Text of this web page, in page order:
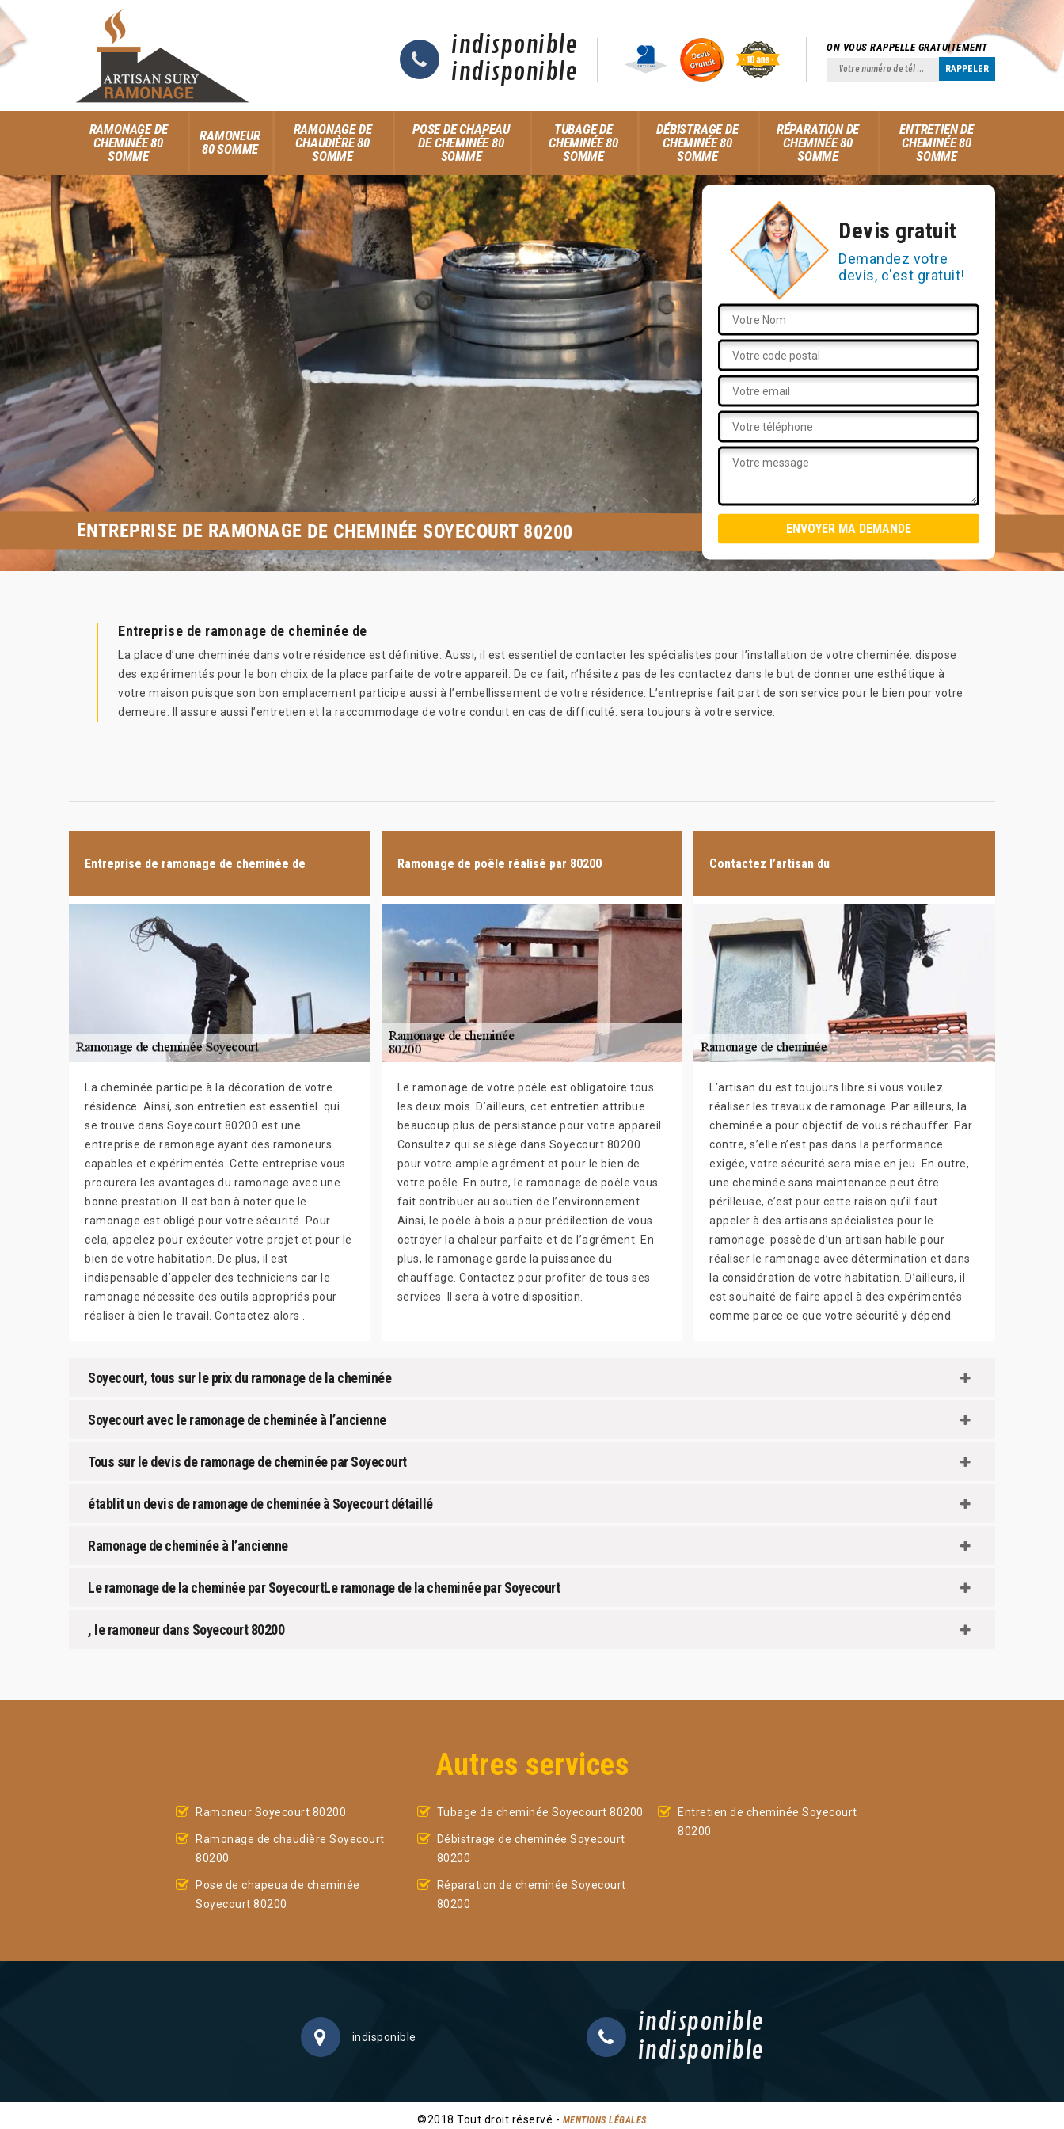
indisponible
indisponible
ON VOUS RAPPELLE GRATUITEMENT
RAMONAGE DE
CHEMINÉE 80
SOMME
RAMONEUR
80 SOMME
RAMONAGE DE
CHAUDIÈRE 80
SOMME
POSE DE CHAPEAU
DE CHEMINÉE 80
SOMME
TUBAGE DE
CHEMINÉE 80
SOMME
DÉBISTRAGE DE
CHEMINÉE 80
SOMME
RÉPARATION DE
CHEMINÉE 80
SOMME
ENTRETIEN DE
CHEMINÉE 80
SOMME
Devis gratuit
Demandez votre
devis, c'est gratuit!
ENTREPRISE DE RAMONAGE DE CHEMINÉE SOYECOURT 80200
Entreprise de ramonage de cheminée de
La place d’une cheminée dans votre résidence est définitive. Aussi, il est essentiel de contacter les spécialistes pour l’installation de votre cheminée. dispose
des expérimentés pour le bon choix de la place parfaite de votre appareil. De ce fait, n’hésitez pas de les contactez dans le but de donner une esthétique à
votre maison puisque son bon emplacement participe aussi à l’embellissement de votre résidence. L’entreprise fait part de son service pour le bien pour votre
demeure. Il assure aussi l’entretien et la raccommodage de votre conduit en cas de difficulté. sera toujours à votre service.
Entreprise de ramonage de cheminée de
La cheminée participe à la décoration de votre
résidence. Ainsi, son entretien est essentiel. qui
se trouve dans Soyecourt 80200 est une
entreprise de ramonage ayant des ramoneurs
capables et expérimentés. Cette entreprise vous
procurera les avantages du ramonage avec une
bonne prestation. Il est bon à noter que le
ramonage est obligé pour votre sécurité. Pour
cela, appelez pour exécuter votre projet et pour le
bien de votre habitation. De plus, il est
indispensable d’appeler des techniciens car le
ramonage nécessite des outils appropriés pour
réaliser à bien le travail. Contactez alors .
Ramonage de poêle réalisé par 80200
Le ramonage de votre poêle est obligatoire tous
les deux mois. D’ailleurs, cet entretien attribue
beaucoup plus de persistance pour votre appareil.
Consultez qui se siège dans Soyecourt 80200
pour votre ample agrément et pour le bien de
votre poêle. En outre, le ramonage de poêle vous
fait contribuer au soutien de l’environnement.
Ainsi, le poêle à bois a pour prédilection de vous
octroyer la chaleur parfaite et de l’agrément. En
plus, le ramonage garde la puissance du
chauffage. Contactez pour profiter de tous ses
services. Il sera à votre disposition.
Contactez l’artisan du
L’artisan du est toujours libre si vous voulez
réaliser les travaux de ramonage. Par ailleurs, la
cheminée a pour objectif de vous réchauffer. Par
contre, s’elle n’est pas dans la performance
exigée, votre sécurité sera mise en jeu. En outre,
une cheminée sans maintenance peut être
périlleuse, c’est pour cette raison qu’il faut
appeler à des artisans spécialistes pour le
ramonage. possède d’un artisan habile pour
réaliser le ramonage avec détermination et dans
la considération de votre habitation. D’ailleurs, il
est souhaité de faire appel à des expérimentés
comme parce ce que votre sécurité y dépend.
Soyecourt, tous sur le prix du ramonage de la cheminée
Soyecourt avec le ramonage de cheminée à l’ancienne
Tous sur le devis de ramonage de cheminée par Soyecourt
établit un devis de ramonage de cheminée à Soyecourt détaillé
Ramonage de cheminée à l’ancienne
Le ramonage de la cheminée par SoyecourtLe ramonage de la cheminée par Soyecourt
, le ramoneur dans Soyecourt 80200
Autres services
Ramoneur Soyecourt 80200
Ramonage de chaudière Soyecourt
80200
Pose de chapeua de cheminée
Soyecourt 80200
Tubage de cheminée Soyecourt 80200
Débistrage de cheminée Soyecourt
80200
Réparation de cheminée Soyecourt
80200
Entretien de cheminée Soyecourt
80200
indisponible
indisponible
indisponible
©2018 Tout droit réservé - MENTIONS LÉGALES